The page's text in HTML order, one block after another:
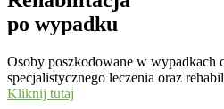
po wypadku
Osoby poszkodowane w wypadkach
specjalistycznego leczenia oraz
Kliknij tutaj